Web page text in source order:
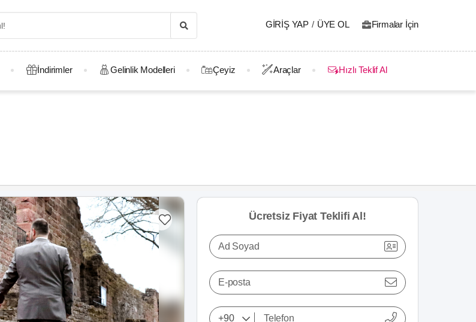
GIRIŞ YAP / ÜYE OL Firmalar İçin
İndirimler Gelinlik Modelleri Çeyiz Araçlar Hızlı Teklif Al
Ücretsiz Fiyat Teklifi Al!
Ad Soyad
E-posta